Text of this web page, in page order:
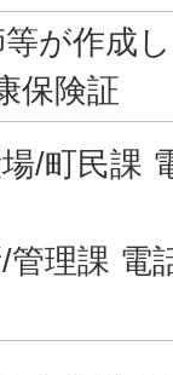
が作成
保険証
/町民課
管理課 電